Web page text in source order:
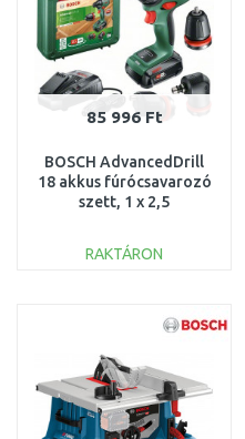
85 996 Ft
BOSCH AdvancedDrill
18 akkus fúrócsavarozó
szett, 1 x 2,5
RAKTÁRON
Összehasonlítás